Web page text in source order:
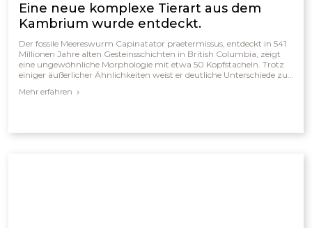
Eine neue komplexe Tierart aus dem
Kambrium wurde entdeckt.
Der fossile Meereswurm Capinatator praetermissus, entdeckt in 541
Millionen Jahre alten Gesteinsschichten in British Columbia, zeigt
eine ungewöhnliche Morphologie mit etwa 50 Kopfstacheln. Trotz
einiger äußerlicher Ähnlichkeiten weist er deutliche Unterschiede zu
Augen und Zähnen. Die außergewöhnlich gute Erhaltung des Fossils
Mehr erfahren